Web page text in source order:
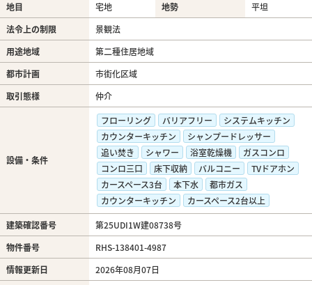
地目
宅地 地勢
平坦
法令上の制限
景観法
用途地域
第二種住居地域
都市計画
市街化区域
取引態様
仲介
設備・条件
フローリング バリアフリー
システムキッチン
カウンターキッチン
シャンプードレッサー
追い焚き
シャワー 浴室乾燥機
ガスコンロ
コンロ三口
床下収納 バルコニー
TVドアホン
カースペース3台
本下水
都市ガス
カウンターキッチン
カースペース2台以上
建築確認番号
第25UDI1W建08738号
物件番号
RHS-138401-4987
情報更新日
2026年08月07日